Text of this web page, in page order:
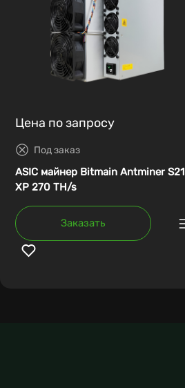
Цена по запросу
Под заказ
ASIC майнер Bitmain Antminer S21
XP 270 TH/s
Заказать